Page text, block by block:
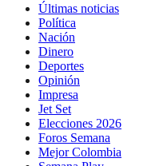
Últimas noticias
Política
Nación
Dinero
Deportes
Opinión
Impresa
Jet Set
Elecciones 2026
Foros Semana
Mejor Colombia